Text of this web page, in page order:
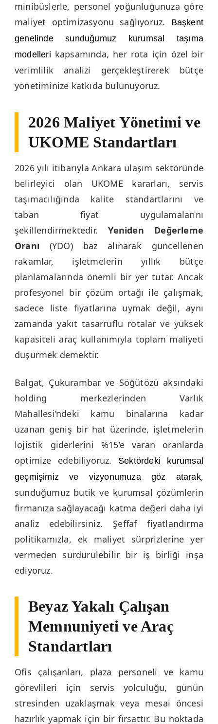
minibüslerle, personel yoğunluğunuza göre
maliyet optimizasyonu sağlıyoruz.
Başkent
genelinde sunduğumuz kurumsal taşıma
modelleri kapsamında, her rota için özel bir
verimlilik analizi gerçekleştirerek bütçe
yönetiminize katkıda bulunuyoruz.
2026 Maliyet Yönetimi ve
UKOME Standartları
2026 yılı itibarıyla Ankara ulaşım sektöründe
belirleyici olan UKOME kararları, servis
taşımacılığında kalite standartlarını ve
taban fiyat uygulamalarını
şekillendirmektedir.Yeniden Değerleme
Oranı (YDO) baz alınarak güncellenen
rakamlar, işletmelerin yıllık bütçe
planlamalarında önemli bir yer tutar. Ancak
profesyonel bir çözüm ortağı ile çalışmak,
sadece liste fiyatlarına uymak değil, aynı
zamanda yakıt tasarruflu rotalar ve yüksek
kapasiteli araç kullanımıyla toplam maliyeti
düşürmek demektir.
Balgat, Çukurambar ve Söğütözü aksındaki
holding merkezlerinden Varlık
Mahallesi’ndeki kamu binalarına kadar
uzanan geniş bir hat üzerinde, işletmelerin
lojistik giderlerini %15’e varan oranlarda
optimize edebiliyoruz.
Sektördeki kurumsal
geçmişimiz ve vizyonumuza göz atarak,
sunduğumuz butik ve kurumsal çözümlerin
firmanıza sağlayacağı katma değeri daha iyi
analiz edebilirsiniz. Şeffaf fiyatlandırma
politikamızla, ek maliyet sürprizlerine yer
vermeden sürdürülebilir bir iş birliği inşa
ediyoruz.
Beyaz Yakalı Çalışan
Memnuniyeti ve Araç
Standartları
Ofis çalışanları, plaza personeli ve kamu
görevlileri için servis yolculuğu, günün
stresinden uzaklaşmak veya mesai öncesi
hazırlık yapmak için bir fırsattır. Bu noktada